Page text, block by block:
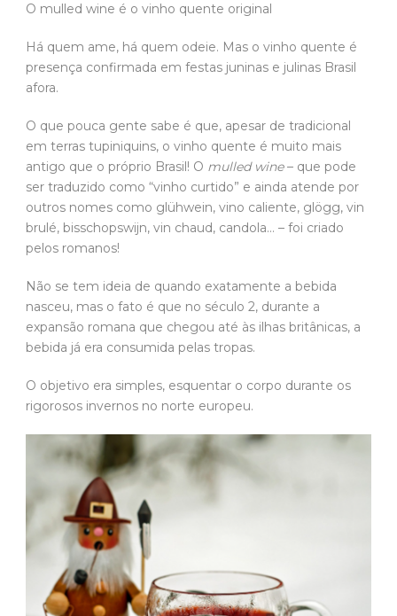
O mulled wine é o vinho quente original
Há quem ame, há quem odeie. Mas o vinho quente é
presença confirmada em festas juninas e julinas Brasil
afora.
O que pouca gente sabe é que, apesar de tradicional
em terras tupiniquins, o vinho quente é muito mais
antigo que o próprio Brasil! O mulled wine– que pode
ser traduzido como “vinho curtido” e ainda atende por
outros nomes como glühwein, vino caliente, glögg, vin
brulé, bisschopswijn, vin chaud, candola… – foi criado
pelos romanos!
Não se tem ideia de quando exatamente a bebida
nasceu, mas o fato é que no século 2, durante a
expansão romana que chegou até às ilhas britânicas, a
bebida já era consumida pelas tropas.
O objetivo era simples, esquentar o corpo durante os
rigorosos invernos no norte europeu.